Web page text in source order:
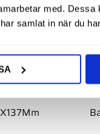
med.
samlat in när du